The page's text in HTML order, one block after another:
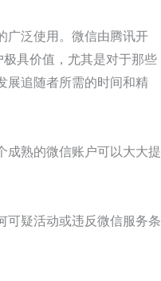
广泛使用。微信由腾讯开
具价值，尤其是对于那些
展追随者所需的时间和精
成熟的微信账户可以大大提
可疑活动或违反微信服务条